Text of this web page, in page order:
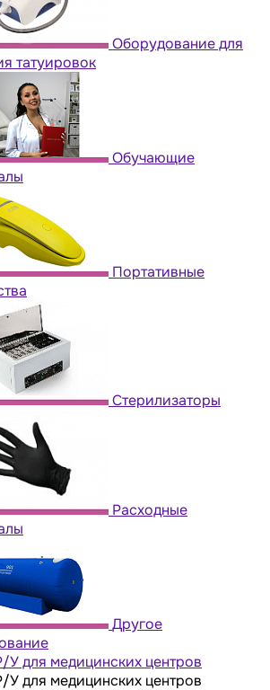
Оборудование для
татуировок
Обучающие
Портативные
Стерилизаторы
Расходные
Другое
У для медицинских центров
У для медицинских центров